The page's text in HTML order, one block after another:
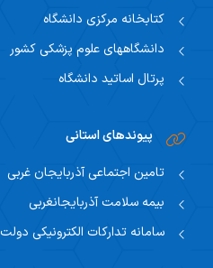
کتابخانه مرکزی دانشگاه
دانشگاههای علوم پزشکی کشور
پرتال اساتید دانشگاه
پیوندهای استانی
تامین اجتماعی آذربایجان غربی
بیمه سلامت آذربایجانغربی
سامانه تدارکات الکترونیکی دولت